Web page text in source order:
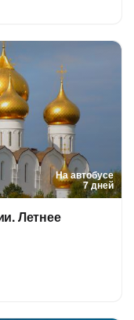
На автобусе
7 дней
Летнее